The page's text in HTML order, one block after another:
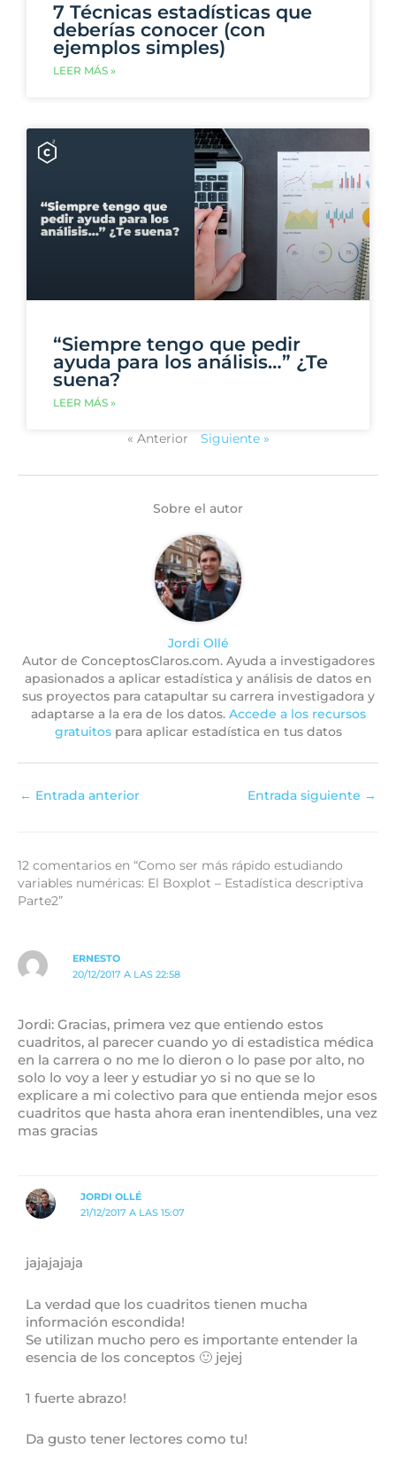
7 Técnicas estadísticas que
deberías conocer (con
ejemplos simples)
LEER MÁS »
“Siempre tengo que pedir
ayuda para los análisis…” ¿Te
suena?
LEER MÁS »
« Anterior Siguiente »
Sobre el autor
Jordi Ollé
Autor de ConceptosClaros.com. Ayuda a investigadores
apasionados a aplicar estadística y análisis de datos en
sus proyectos para catapultar su carrera investigadora y
adaptarse a la era de los datos. Accede a los recursos
gratuitospara aplicar estadística en tus datos
← Entrada anterior Entrada siguiente →
12 comentarios en “Como ser más rápido estudiando
variables numéricas: El Boxplot – Estadística descriptiva
Parte2”
ERNESTO
20/12/2017 A LAS 22:58
Jordi: Gracias, primera vez que entiendo estos
cuadritos, al parecer cuando yo di estadistica médica
en la carrera o no me lo dieron o lo pase por alto, no
solo lo voy a leer y estudiar yo si no que se lo
explicare a mi colectivo para que entienda mejor esos
cuadritos que hasta ahora eran inentendibles, una vez
mas gracias
JORDI OLLÉ
21/12/2017 A LAS 15:07
jajajajaja
La verdad que los cuadritos tienen mucha
información escondida!
Se utilizan mucho pero es importante entender la
esencia de los conceptos 🙂 jejej
1 fuerte abrazo!
Da gusto tener lectores como tu!